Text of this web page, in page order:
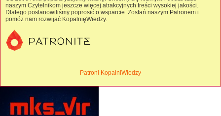
naszym Czytelnikom jeszcze więcej atrakcyjnych treści wysokiej jakości.
Dlatego postanowiliśmy poprosić o wsparcie. Zostań naszym Patronem i
pomóż nam rozwijać KopalnięWiedzy.
Patroni KopalniWiedzy